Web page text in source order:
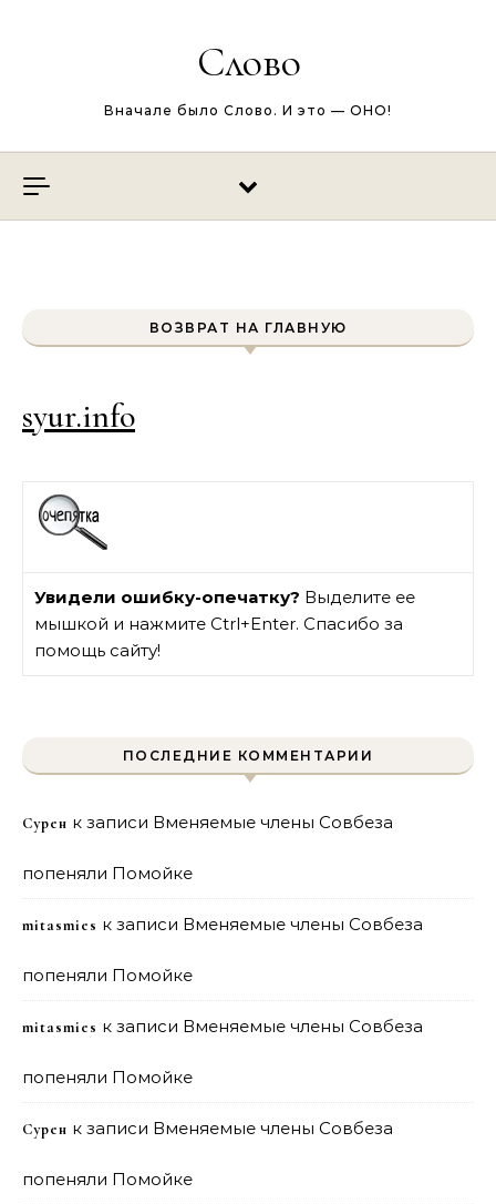
Слово
Вначале было Слово. И это — ОНО!
ВОЗВРАТ НА ГЛАВНУЮ
syur.info
Увидели ошибку-опечатку? Выделите ее
мышкой и нажмите Ctrl+Enter. Спасибо за
помощь сайту!
ПОСЛЕДНИЕ КОММЕНТАРИИ
Сурен к записи Вменяемые члены Совбеза
попеняли Помойке
mitasmies к записи Вменяемые члены Совбеза
попеняли Помойке
mitasmies к записи Вменяемые члены Совбеза
попеняли Помойке
Сурен к записи Вменяемые члены Совбеза
попеняли Помойке